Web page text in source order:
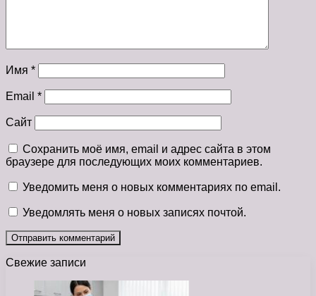
Имя *
Email *
Сайт
Сохранить моё имя, email и адрес сайта в этом
браузере для последующих моих комментариев.
Уведомить меня о новых комментариях по email.
Уведомлять меня о новых записях почтой.
Свежие записи